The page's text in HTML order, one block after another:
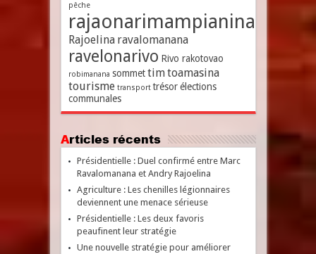
pêche
rajaonarimampianina
Rajoelina ravalomanana
ravelonarivo Rivo rakotovao
robimanana sommet timtoamasina
tourisme transport trésor élections
communales
Articles récents
Présidentielle : Duel confirmé entre Marc
Ravalomanana et Andry Rajoelina
Agriculture : Les chenilles légionnaires
deviennent une menace sérieuse
Présidentielle : Les deux favoris
peaufinent leur stratégie
Une nouvelle stratégie pour améliorer